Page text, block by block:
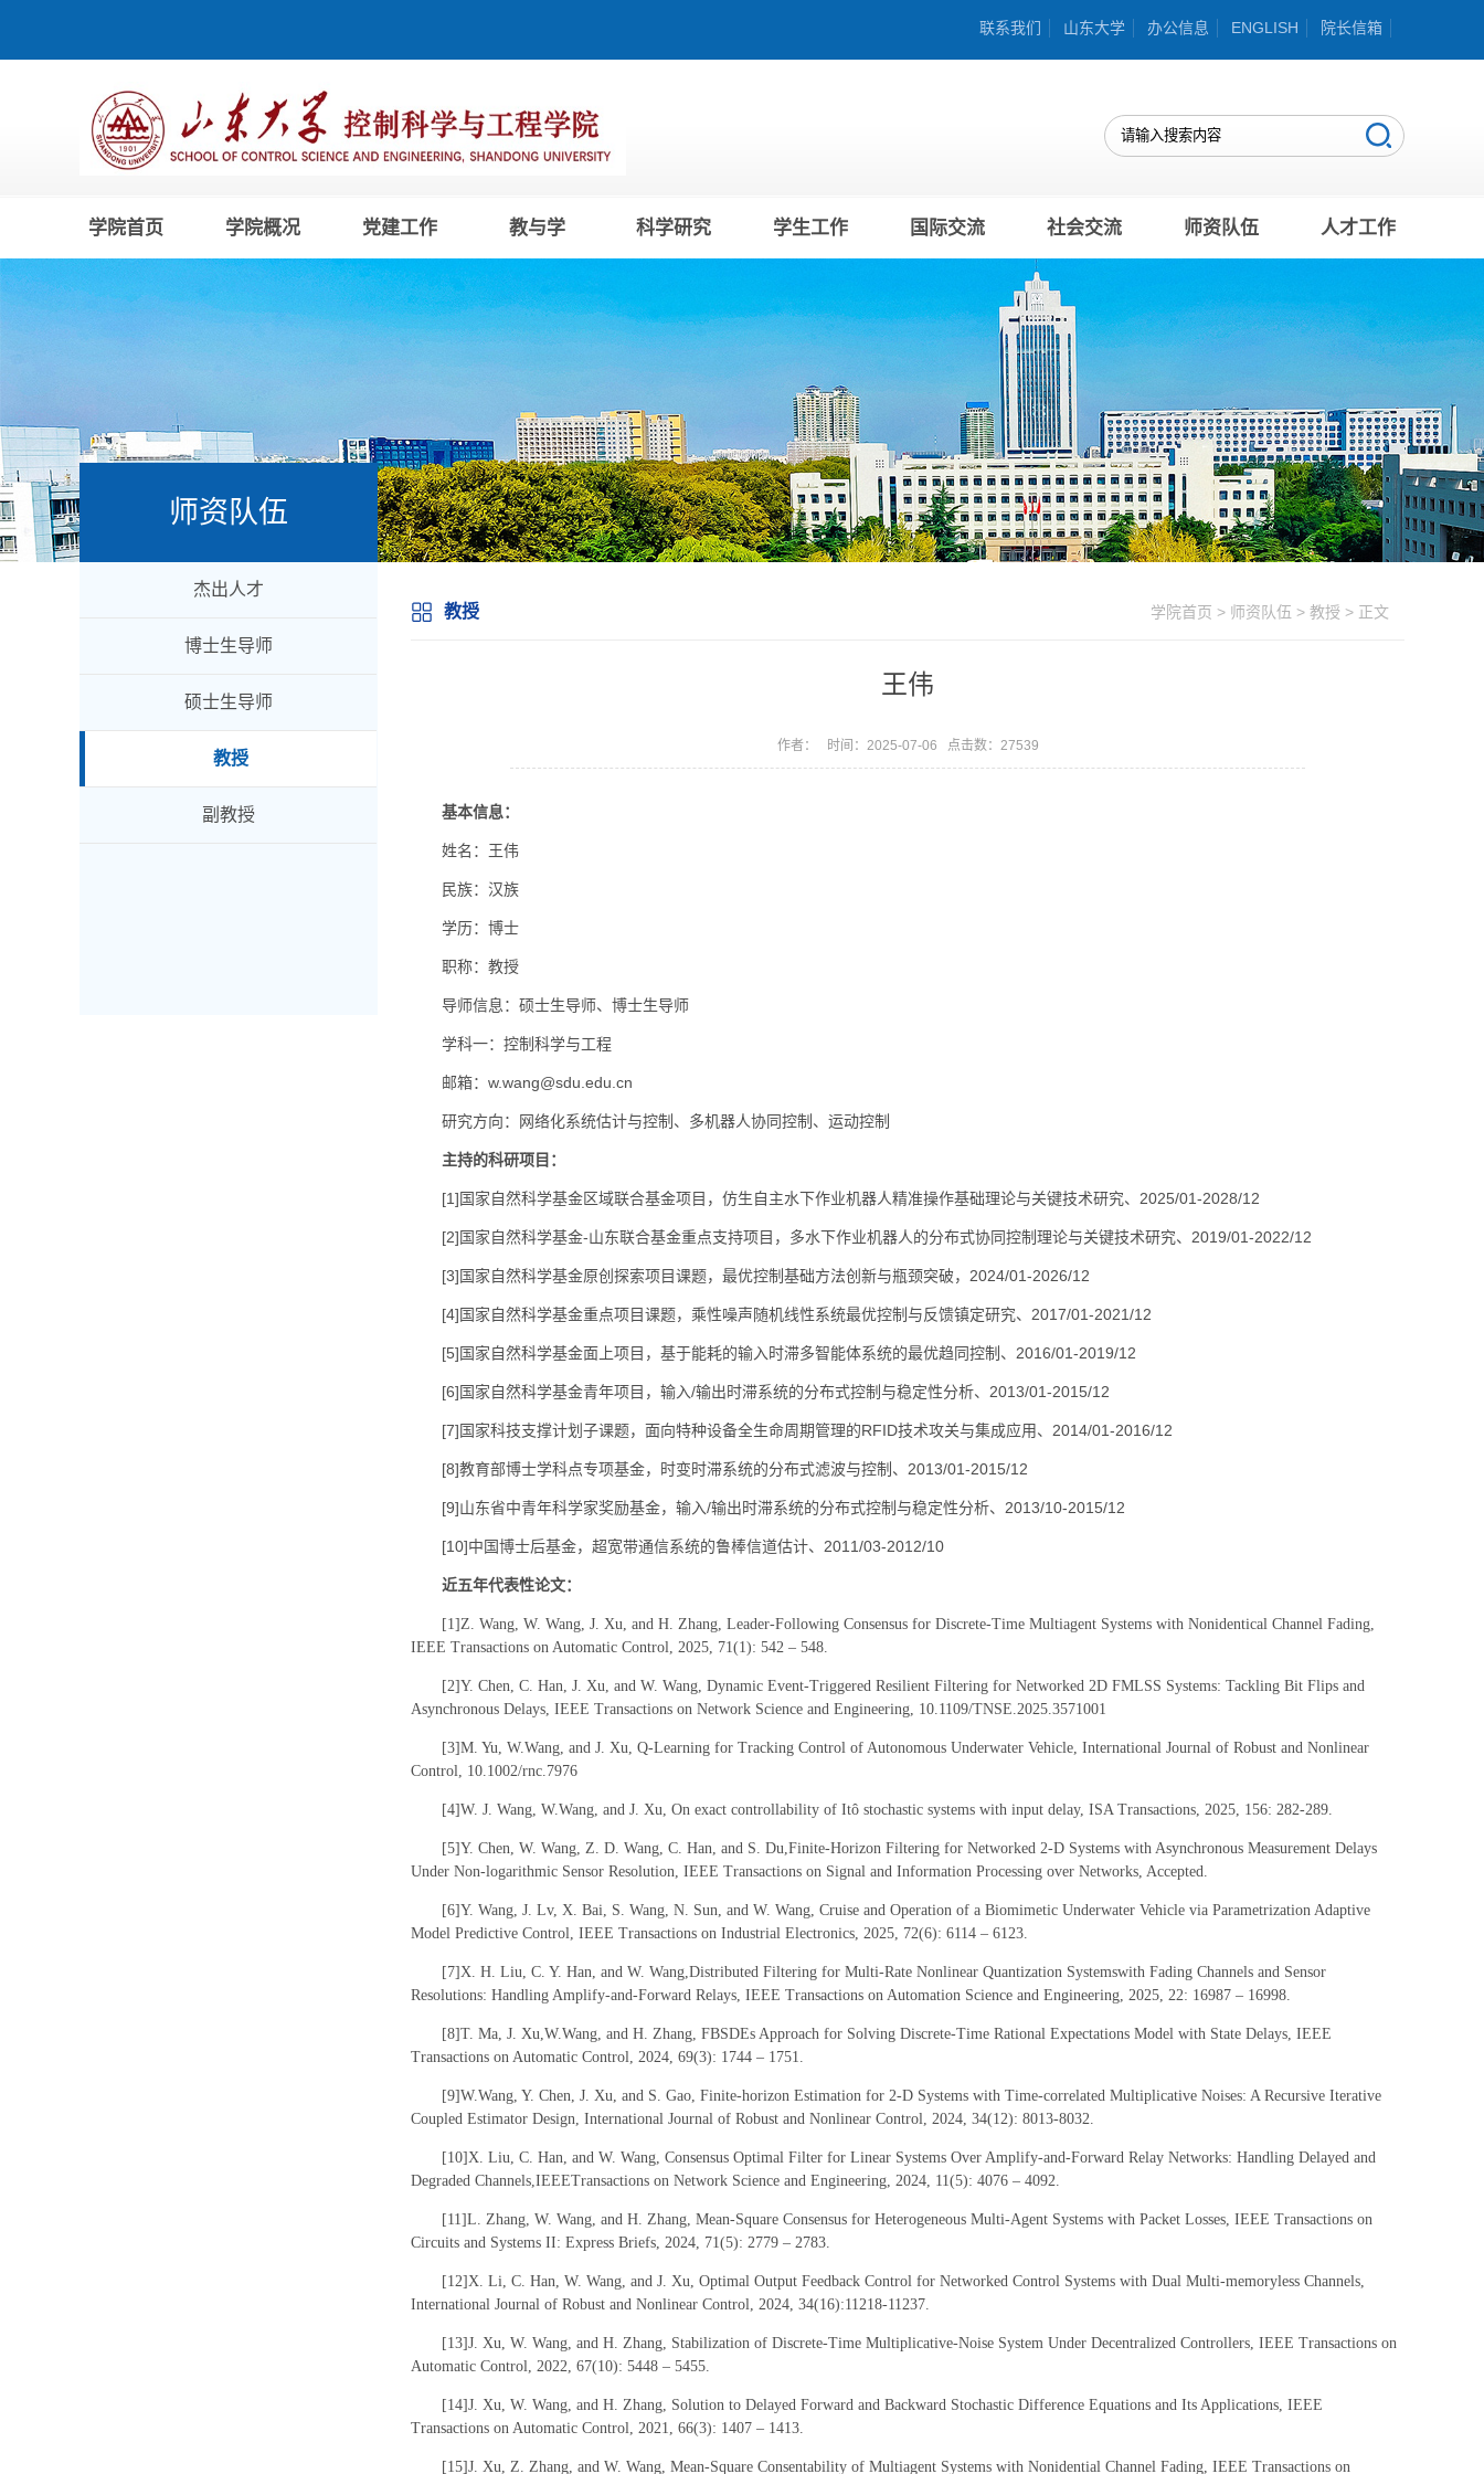
联系我们 山东大学 办公信息 ENGLISH 院长信箱
学院首页 学院概况 党建工作 教与学 科学研究 学生工作 国际交流 社会交流 师资队伍 人才工作
师资队伍
杰出人才
博士生导师
硕士生导师
教授
副教授
教授 学院首页 > 师资队伍 > 教授 > 正文
王伟
作者： 时间：2025-07-06 点击数： 27539
基本信息：
姓名：王伟
民族：汉族
学历：博士
职称：教授
导师信息：硕士生导师、博士生导师
学科一：控制科学与工程
邮箱：w.wang@sdu.edu.cn
研究方向：网络化系统估计与控制、多机器人协同控制、运动控制
主持的科研项目：
[1]国家自然科学基金区域联合基金项目，仿生自主水下作业机器人精准操作基础理论与关键技术研究、2025/01-2028/12
[2]国家自然科学基金-山东联合基金重点支持项目，多水下作业机器人的分布式协同控制理论与关键技术研究、2019/01-2022/12
[3]国家自然科学基金原创探索项目课题，最优控制基础方法创新与瓶颈突破，2024/01-2026/12
[4]国家自然科学基金重点项目课题，乘性噪声随机线性系统最优控制与反馈镇定研究、2017/01-2021/12
[5]国家自然科学基金面上项目，基于能耗的输入时滞多智能体系统的最优趋同控制、2016/01-2019/12
[6]国家自然科学基金青年项目，输入/输出时滞系统的分布式控制与稳定性分析、2013/01-2015/12
[7]国家科技支撑计划子课题，面向特种设备全生命周期管理的RFID技术攻关与集成应用、2014/01-2016/12
[8]教育部博士学科点专项基金，时变时滞系统的分布式滤波与控制、2013/01-2015/12
[9]山东省中青年科学家奖励基金，输入/输出时滞系统的分布式控制与稳定性分析、2013/10-2015/12
[10]中国博士后基金，超宽带通信系统的鲁棒信道估计、2011/03-2012/10
近五年代表性论文：
[1]Z. Wang, W. Wang, J. Xu, and H. Zhang, Leader-Following Consensus for Discrete-Time Multiagent Systems with Nonidentical Channel Fading,
IEEE Transactions on Automatic Control, 2025, 71(1): 542 – 548.
[2]Y. Chen, C. Han, J. Xu, and W. Wang, Dynamic Event-Triggered Resilient Filtering for Networked 2D FMLSS Systems: Tackling Bit Flips and
Asynchronous Delays, IEEE Transactions on Network Science and Engineering, 10.1109/TNSE.2025.3571001
[3]M. Yu, W.Wang, and J. Xu, Q-Learning for Tracking Control of Autonomous Underwater Vehicle, International Journal of Robust and Nonlinear
Control, 10.1002/rnc.7976
[4]W. J. Wang, W.Wang, and J. Xu, On exact controllability of Itô stochastic systems with input delay, ISA Transactions, 2025, 156: 282-289.
[5]Y. Chen, W. Wang, Z. D. Wang, C. Han, and S. Du,Finite-Horizon Filtering for Networked 2-D Systems with Asynchronous Measurement Delays
Under Non-logarithmic Sensor Resolution, IEEE Transactions on Signal and Information Processing over Networks, Accepted.
[6]Y. Wang, J. Lv, X. Bai, S. Wang, N. Sun, and W. Wang, Cruise and Operation of a Biomimetic Underwater Vehicle via Parametrization Adaptive
Model Predictive Control, IEEE Transactions on Industrial Electronics, 2025, 72(6): 6114 – 6123.
[7]X. H. Liu, C. Y. Han, and W. Wang,Distributed Filtering for Multi-Rate Nonlinear Quantization Systemswith Fading Channels and Sensor
Resolutions: Handling Amplify-and-Forward Relays, IEEE Transactions on Automation Science and Engineering, 2025, 22: 16987 – 16998.
[8]T. Ma, J. Xu,W.Wang, and H. Zhang, FBSDEs Approach for Solving Discrete-Time Rational Expectations Model with State Delays, IEEE
Transactions on Automatic Control, 2024, 69(3): 1744 – 1751.
[9]W.Wang, Y. Chen, J. Xu, and S. Gao, Finite-horizon Estimation for 2-D Systems with Time-correlated Multiplicative Noises: A Recursive Iterative
Coupled Estimator Design, International Journal of Robust and Nonlinear Control, 2024, 34(12): 8013-8032.
[10]X. Liu, C. Han, and W. Wang, Consensus Optimal Filter for Linear Systems Over Amplify-and-Forward Relay Networks: Handling Delayed and
Degraded Channels,IEEETransactions on Network Science and Engineering, 2024, 11(5): 4076 – 4092.
[11]L. Zhang, W. Wang, and H. Zhang, Mean-Square Consensus for Heterogeneous Multi-Agent Systems with Packet Losses, IEEE Transactions on
Circuits and Systems II: Express Briefs, 2024, 71(5): 2779 – 2783.
[12]X. Li, C. Han, W. Wang, and J. Xu, Optimal Output Feedback Control for Networked Control Systems with Dual Multi-memoryless Channels,
International Journal of Robust and Nonlinear Control, 2024, 34(16):11218-11237.
[13]J. Xu, W. Wang, and H. Zhang, Stabilization of Discrete-Time Multiplicative-Noise System Under Decentralized Controllers, IEEE Transactions on
Automatic Control, 2022, 67(10): 5448 – 5455.
[14]J. Xu, W. Wang, and H. Zhang, Solution to Delayed Forward and Backward Stochastic Difference Equations and Its Applications, IEEE
Transactions on Automatic Control, 2021, 66(3): 1407 – 1413.
[15]J. Xu, Z. Zhang, and W. Wang, Mean-Square Consentability of Multiagent Systems with Nonidential Channel Fading, IEEE Transactions on